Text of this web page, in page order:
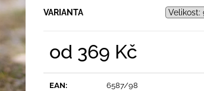
VARIANTA
od 369 Kč
EAN:
6587/98